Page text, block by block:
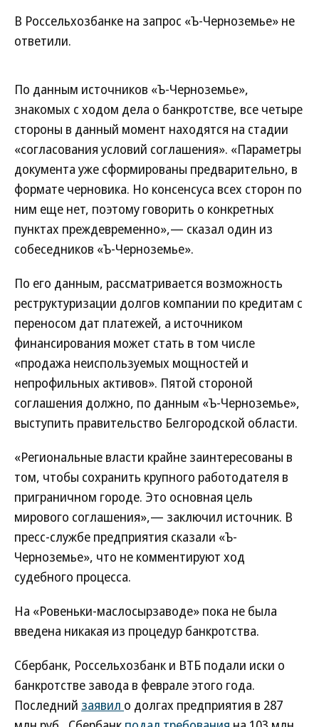
В Россельхозбанке на запрос «Ъ-Черноземье» не
ответили.
По данным источников «Ъ-Черноземье»,
знакомых с ходом дела о банкротстве, все четыре
стороны в данный момент находятся на стадии
«согласования условий соглашения». «Параметры
документа уже сформированы предварительно, в
формате черновика. Но консенсуса всех сторон по
ним еще нет, поэтому говорить о конкретных
пунктах преждевременно»,— сказал один из
собеседников «Ъ-Черноземье».
По его данным, рассматривается возможность
реструктуризации долгов компании по кредитам с
переносом дат платежей, а источником
финансирования может стать в том числе
«продажа неиспользуемых мощностей и
непрофильных активов». Пятой стороной
соглашения должно, по данным «Ъ-Черноземье»,
выступить правительство Белгородской области.
«Региональные власти крайне заинтересованы в
том, чтобы сохранить крупного работодателя в
приграничном городе. Это основная цель
мирового соглашения»,— заключил источник. В
пресс-службе предприятия сказали «Ъ-
Черноземье», что не комментируют ход
судебного процесса.
На «Ровеньки-маслосырзаводе» пока не была
введена никакая из процедур банкротства.
Сбербанк, Россельхозбанк и ВТБ подали иски о
банкротстве завода в феврале этого года.
Последний заявил о долгах предприятия в 287